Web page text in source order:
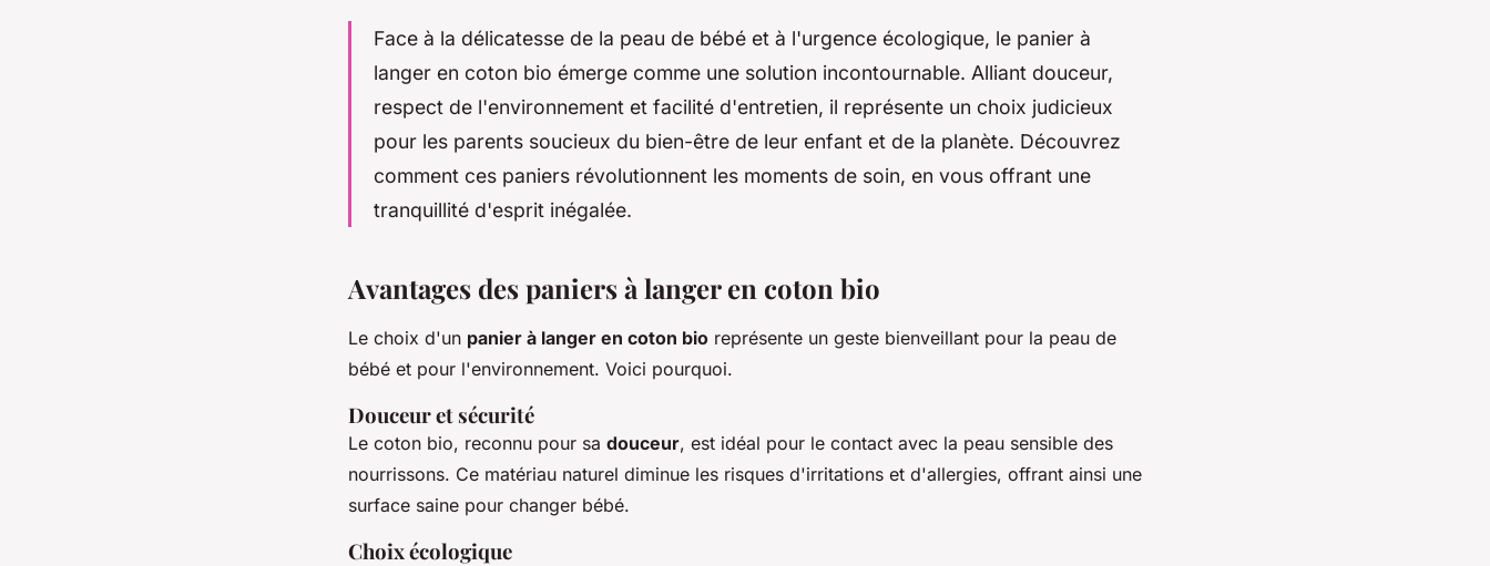
Face à la délicatesse de la peau de bébé et à l'urgence écologique, le panier à
langer en coton bio émerge comme une solution incontournable. Alliant douceur,
respect de l'environnement et facilité d'entretien, il représente un choix judicieux
pour les parents soucieux du bien-être de leur enfant et de la planète. Découvrez
comment ces paniers révolutionnent les moments de soin, en vous offrant une
tranquillité d'esprit inégalée.
Avantages des paniers à langer en coton bio
Le choix d'un panier à langer en coton bio représente un geste bienveillant pour la peau de
bébé et pour l'environnement. Voici pourquoi.
Douceur et sécurité
Le coton bio, reconnu pour sa douceur, est idéal pour le contact avec la peau sensible des
nourrissons. Ce matériau naturel diminue les risques d'irritations et d'allergies, offrant ainsi une
surface saine pour changer bébé.
Choix écologique